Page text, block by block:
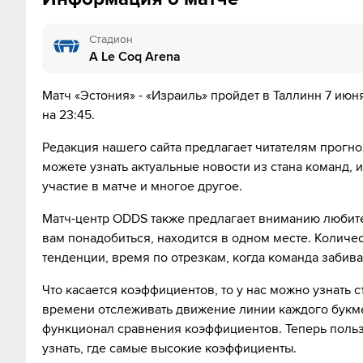
Эстония делает замену. Ioan Yakovlev уходит с
72´ Дан Битон уходит с поля. Дор Перец выходит
81´ Эстония делает замену. Маттиас Кяйт уходит с
90´ Манор Соломон уходит с поля. Лиэль Абада
90´ Израиль делает замену. Мохаммад Абу-Фани
Стадион
A Le Coq Arena
Матч «Эстония» - «Израиль» пройдет в Таллинн 7
на 23:45.
Редакция нашего сайта предлагает читателям
можете узнать актуальные новости из стана
участие в матче и многое другое.
Матч-центр ODDS также предлагает вниманию
вам понадобиться, находится в одном месте.
тенденции, время по отрезкам, когда команда
Что касается коэффициентов, то у нас можно
времени отслеживать движение линии каждого
функционал сравнения коэффициентов. Теперь
узнать, где самые высокие коэффициенты.